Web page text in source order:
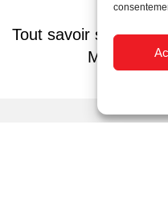
Tout savoir sur le
MatelClear